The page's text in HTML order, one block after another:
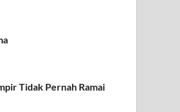
Tidak Pernah Ramai